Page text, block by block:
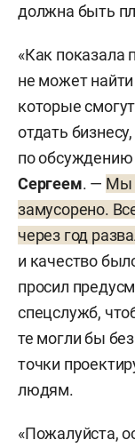
должна быть
«Как показала
не может
которые
отдать
по
Сергеем. — Мы
замусорено.
через год
и качество
просил
спецслужб,
те могли бы
точки
людям.
«Пожалуйста,